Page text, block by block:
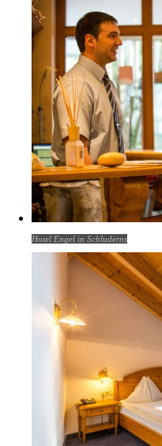
Hotel Engel in Schluderns